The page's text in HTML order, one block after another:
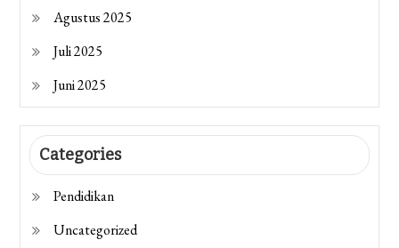
Agustus 2025
Juli 2025
Juni 2025
Categories
Pendidikan
Uncategorized